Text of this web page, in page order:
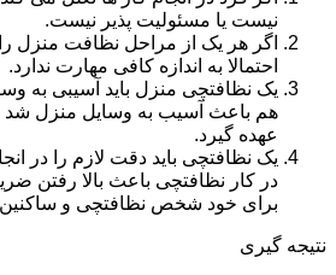
نیست یا مسئولیت پذیر نیست.
اگر هر یک از مراحل نظافت منزل
احتمالا به اندازه کافی مهارت ندارد.
یک نظافتچی منزل باید آسیبی به
هم باعث آسیب به وسایل منزل شد
عهده گیرد.
یک نظافتچی باید دقت لازم را در
در کار نظافتچی باعث بالا رفتن
برای خود شخص نظافتچی و
نتیجه گیری